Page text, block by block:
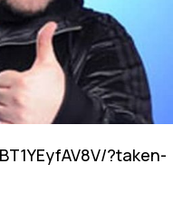
?taken-